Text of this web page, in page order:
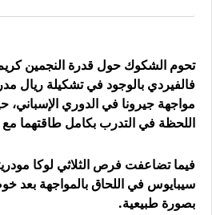
تحوم الشكوك حول قدرة النجمين كريم
فالفيردي بالوجود في تشكيلة ريال
مواجهة جيرونا في الدوري
اللحظة في التدرب بكامل طاقتهما مع
فيما تضاعفت فرص الثلاثي لوكا
سيبايوس في اللحاق بالمواجهة بعد
بصورة طبيعية.